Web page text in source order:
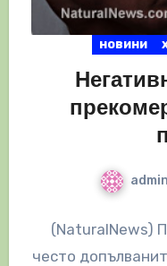
новини
admin
(NaturalNews)
често